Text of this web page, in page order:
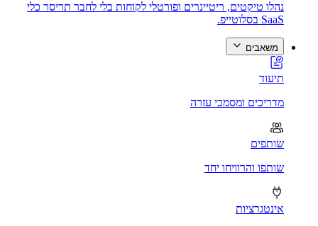
נהלו טיקטים, ריטיינרים ופורטלי לקוחות בלי לחבר תריסר כלי
SaaS בסלוטייפ.
משאבים
תיעוד
מדריכים ומסמכי עזרה
שותפים
שותפו והרוויחו יחד
אינטגרציות